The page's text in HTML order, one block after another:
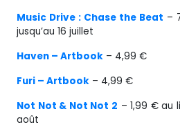
Music Drive : Chase the Beat –
jusqu’au 16 juillet
Haven – Artbook – 4,99 €
Furi – Artbook – 4,99 €
Not Not & Not Not 2 – 1,99 € au
août